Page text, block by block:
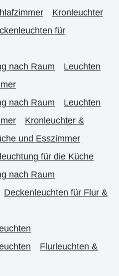
Kronleuchter
für
nach Raum
Leuchten
nach Raum
Leuchten
Kronleuchter &
und Esszimmer
für die Küche
nach Raum
Deckenleuchten für Flur &
Flurleuchten &